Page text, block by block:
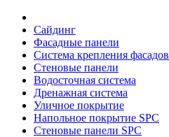
Сайдинг
Фасадные панели
Система крепления фасадов
Стеновые панели
Водосточная система
Дренажная система
Уличное покрытие
Напольное покрытие SPC
Стеновые панели SPC